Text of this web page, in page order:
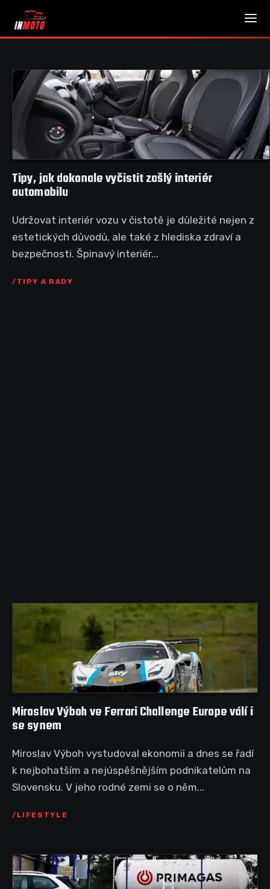
Tipy, jak dokonale vyčistit zašlý interiér
automobilu
Udržovat interiér vozu v čistotě je důležité nejen z
estetických důvodů, ale také z hlediska zdraví a
bezpečnosti. Špinavý interiér...
TIPY A RADY
Miroslav Výboh ve Ferrari Challenge Europe válí i
se synem
Miroslav Výboh vystudoval ekonomii a dnes se řadí
k nejbohatším a nejúspěšnějším podnikatelům na
Slovensku. V jeho rodné zemi se o něm...
LIFESTYLE